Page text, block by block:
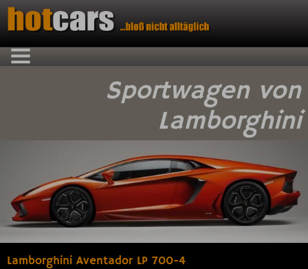
Sportwagen von
Lamborghini
Lamborghini Aventador LP 700-4